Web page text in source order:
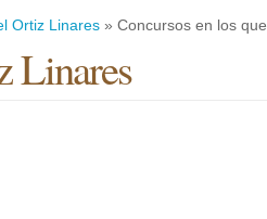
Ortiz Linares » Concursos en los
Linares